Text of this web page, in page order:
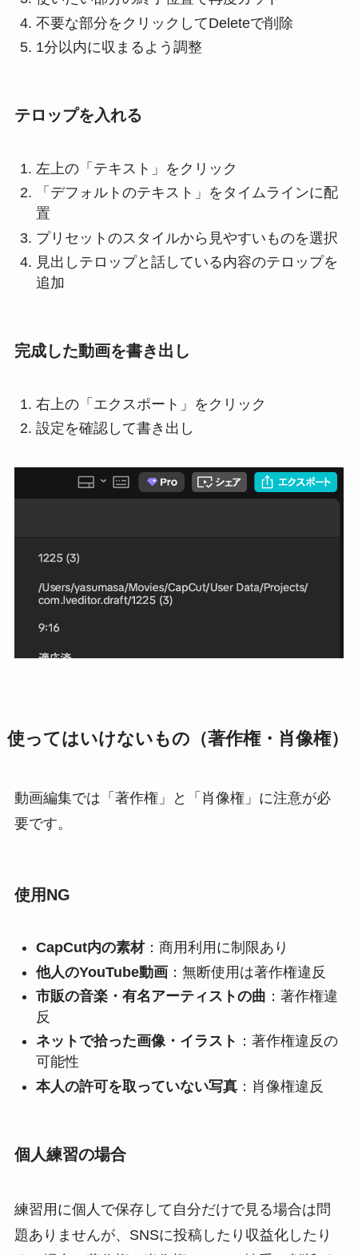
不要な部分をクリックしてDeleteで削除
1分以内に収まるよう調整
テロップを入れる
左上の「テキスト」をクリック
「デフォルトのテキスト」をタイムラインに配
置
プリセットのスタイルから見やすいものを選択
見出しテロップと話している内容のテロップを
追加
完成した動画を書き出し
右上の「エクスポート」をクリック
設定を確認して書き出し
使ってはいけないもの（著作権・肖像権）
動画編集では「著作権」と「肖像権」に注意が必
要です。
使用NG
CapCut内の素材：商用利用に制限あり
他人のYouTube動画：無断使用は著作権違反
市販の音楽・有名アーティストの曲 ：著作権違
反
ネットで拾った画像・イラスト ：著作権違反の
可能性
本人の許可を取っていない写真：肖像権違反
個人練習の場合
練習用に個人で保存して自分だけで見る場合は問
題ありませんが、SNSに投稿したり収益化したり